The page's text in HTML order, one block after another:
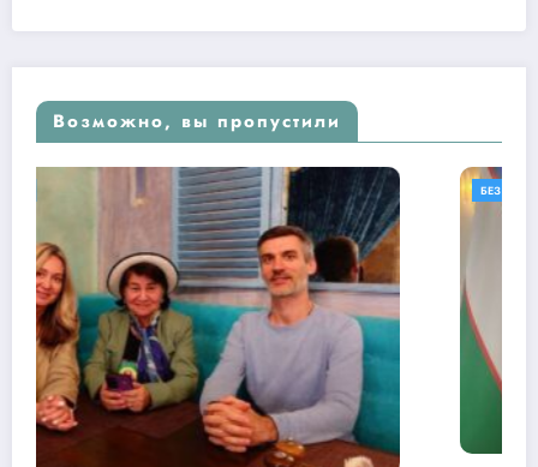
Возможно, вы пропустили
БЕЗ РУБРИКИ